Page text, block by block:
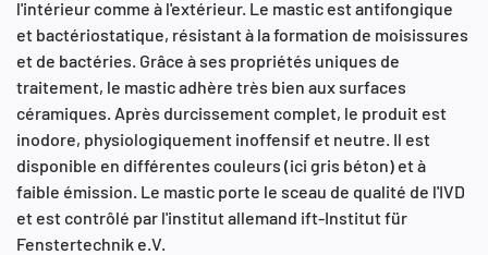
l'intérieur comme à l'extérieur. Le mastic est antifongique
et bactériostatique, résistant à la formation de moisissures
et de bactéries. Grâce à ses propriétés uniques de
traitement, le mastic adhère très bien aux surfaces
céramiques. Après durcissement complet, le produit est
inodore, physiologiquement inoffensif et neutre. Il est
disponible en différentes couleurs (ici gris béton) et à
faible émission. Le mastic porte le sceau de qualité de l'IVD
et est contrôlé par l'institut allemand ift-Institut für
Fenstertechnik e.V.